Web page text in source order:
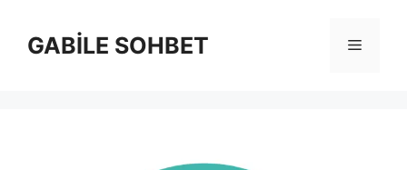
GABİLE SOHBET Menü